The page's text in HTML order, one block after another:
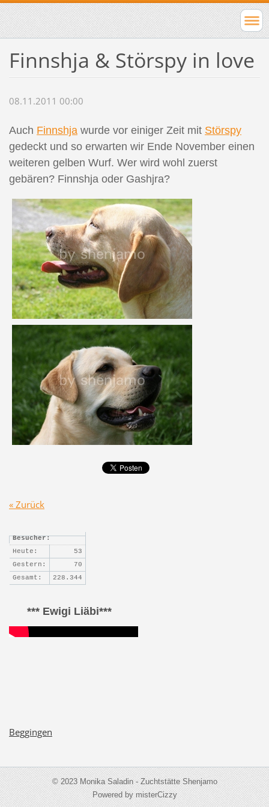
Finnshja & Störspy in love
08.11.2011 00:00
Auch Finnshjawurde vor einiger Zeit mit Störspy
gedeckt und so erwarten wir Ende November einen
weiteren gelben Wurf. Wer wird wohl zuerst
gebären? Finnshja oder Gashjra?
« Zurück
Besucher:
Heute:
53
Gestern:
70
Gesamt:
228.344
*** Ewigi Liäbi***
Beggingen
© 2023 Monika Saladin - Zuchtstätte Shenjamo
Powered by misterCizzy